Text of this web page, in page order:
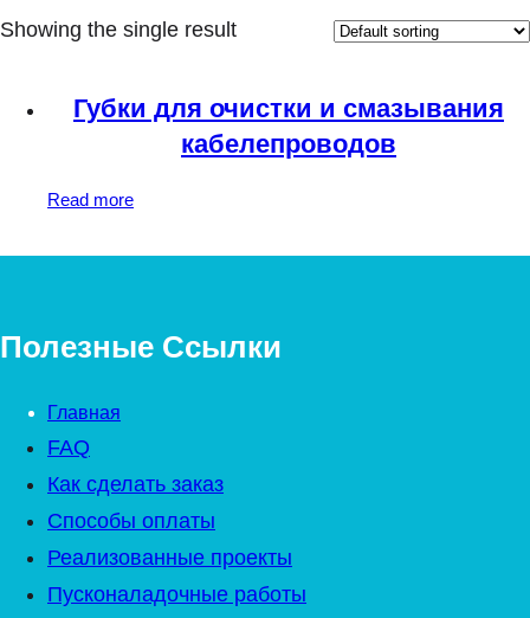
Showing the single result
Губки для очистки и смазывания
кабелепроводов
Read more
Полезные Ссылки
Главная
FAQ
Как сделать заказ
Способы оплаты
Реализованные проекты
Пусконаладочные работы